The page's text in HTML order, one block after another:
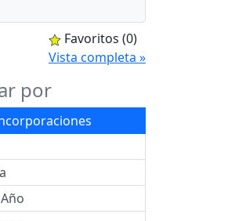
Favoritos (0)
Vista completa »
por